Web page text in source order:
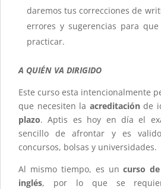
daremos tus correcciones de
errores y sugerencias para
practicar.
A QUIÉN VA DIRIGIDO
Este curso esta intencionalmente
que necesiten la acreditaciónde
plazo. Aptis es hoy en día el
sencillo de afrontar y es
concursos, bolsas y universidades.
Al mismo tiempo, es uncurso
inglés, por lo que se